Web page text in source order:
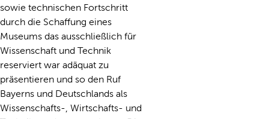
sowie technischen Fortschritt
durch die Schaffung eines
Museums das ausschließlich für
Wissenschaft und Technik
reserviert war adäquat zu
präsentieren und so den Ruf
Bayerns und Deutschlands als
Wissenschafts-, Wirtschafts- und